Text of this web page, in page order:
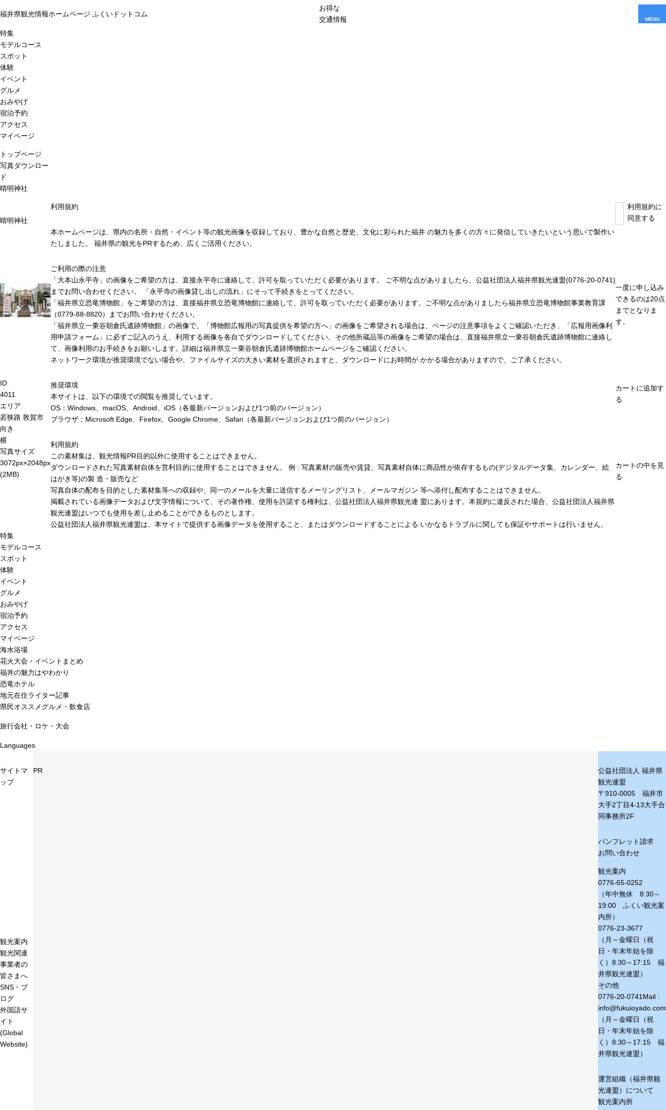
福井県観光情報ホームページ ふくいドットコム
お得な
交通情報
MENU
特集
モデルコース
スポット
体験
イベント
グルメ
おみやげ
宿泊予約
アクセス
マイページ
トップページ
写真ダウンロー
ド
晴明神社
晴明神社
ID
4011
エリア
若狭路 敦賀市
向き
横
写真サイズ
3072px×2048px
(2MB)
利用規約
本ホームページは、県内の名所・自然・イベント等の観光画像を収録しており、豊かな自然と歴史、文化に彩られた福井 の魅力を多くの方々に発信していきたいという思いで製作い
たしました。 福井県の観光をPRするため、広くご活用ください。
ご利用の際の注意
「大本山永平寺」の画像をご希望の方は、直接永平寺に連絡して、許可を取っていただく必要があります。 ご不明な点がありましたら、公益社団法人福井県観光連盟(0776-20-0741)
までお問い合わせください。 「永平寺の画像貸し出しの流れ」にそって手続きをとってください。
「福井県立恐竜博物館」をご希望の方は、直接福井県立恐竜博物館に連絡して、許可を取っていただく必要があります。ご不明な点がありましたら福井県立恐竜博物館事業教育課
（0779-88-8820）までお問い合わせください。
「福井県立一乗谷朝倉氏遺跡博物館」の画像で、「博物館広報用の写真提供を希望の方へ」の画像をご希望される場合は、ページの注意事項をよくご確認いただき、「広報用画像利
用申請フォーム」に必ずご記入のうえ、利用する画像を各自でダウンロードしてください。その他所蔵品等の画像をご希望の場合は、直接福井県立一乗谷朝倉氏遺跡博物館に連絡し
て、画像利用のお手続きをお願いします。詳細は福井県立一乗谷朝倉氏遺跡博物館ホームページをご確認ください。
ネットワーク環境が推奨環境でない場合や、ファイルサイズの大きい素材を選択されますと、ダウンロードにお時間が かかる場合がありますので、ご了承ください。
推奨環境
本サイトは、以下の環境での閲覧を推奨しています。
OS：Windows、macOS、Android、iOS（各最新バージョンおよび1つ前のバージョン）
ブラウザ：Microsoft Edge、Firefox、Google Chrome、Safari（各最新バージョンおよび1つ前のバージョン）
利用規約
この素材集は、観光情報PR目的以外に使用することはできません。
ダウンロードされた写真素材自体を営利目的に使用することはできません。 例 : 写真素材の販売や賃貸、写真素材自体に商品性が依存するもの(デジタルデータ集、カレンダー、絵
はがき等)の製 造・販売など
写真自体の配布を目的とした素材集等への収録や、同一のメールを大量に送信するメーリングリスト、メールマガジン 等へ添付し配布することはできません。
掲載されている画像データおよび文字情報について、その著作権、使用を許諾する権利は、公益社団法人福井県観光連 盟にあります。本規約に違反された場合、公益社団法人福井県
観光連盟はいつでも使用を差し止めることができるものとします。
公益社団法人福井県観光連盟は、本サイトで提供する画像データを使用すること、またはダウンロードすることによる いかなるトラブルに関しても保証やサポートは行いません。
利用規約に
同意する
一度に申し込み
できるのは20点
までとなりま
す。
カートに追加す
る
カートの中を見
る
特集
モデルコース
スポット
体験
イベント
グルメ
おみやげ
宿泊予約
アクセス
マイページ
海水浴場
花火大会・イベントまとめ
福井の魅力はやわかり
恐竜ホテル
地元在住ライター記事
県民オススメグルメ・飲食店
旅行会社・ロケ・大会
Languages
サイトマ
ップ
観光案内
観光関連
事業者の
皆さまへ
SNS・ブ
ログ
外国語サ
イト
(Global
Website)
PR
公益社団法人 福井県
観光連盟
〒910-0005 福井市
大手2丁目4-13大手合
同事務所2F
パンフレット請求
お問い合わせ
観光案内
0776-65-0252
（年中無休 8:30～
19:00 ふくい観光案
内所）
0776-23-3677
（月～金曜日（祝
日・年末年始を除
く） 8:30～17:15 福
井県観光連盟）
その他
0776-20-0741 Mail :
info@fukuioyado.com
（月～金曜日（祝
日・年末年始を除
く） 8:30～17:15 福
井県観光連盟）
運営組織（福井県観
光連盟）について
観光案内所